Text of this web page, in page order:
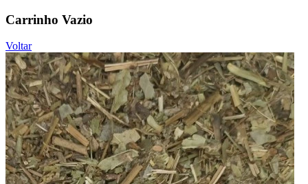
Carrinho Vazio
Voltar